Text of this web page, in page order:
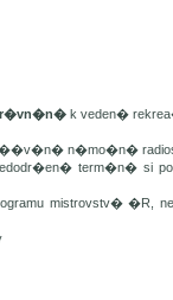
k veden�
n�mo�n�
term�n� si
mistrovstv� �R,